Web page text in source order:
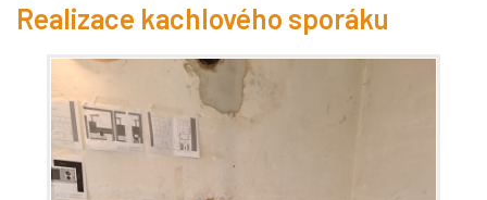
Realizace kachlového sporáku